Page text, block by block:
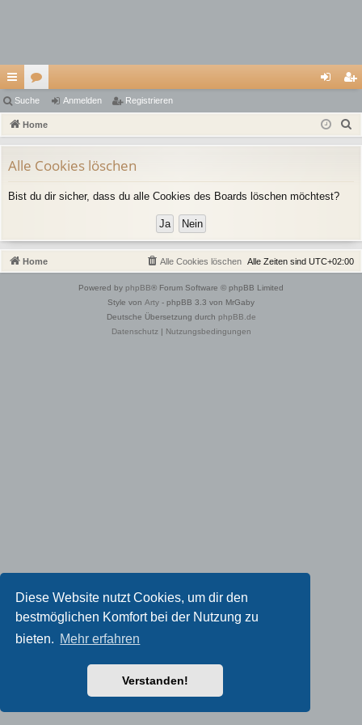
Diese Website nutzt Cookies, um dir den
bestmöglichen Komfort bei der Nutzung zu
bieten. Mehr erfahren
Verstanden!
ch
ne
ug
riff
or
en m
n
ist
Suche Anmelden Registrieren
Home
Alle Cookies löschen
Bist du dir sicher, dass du alle Cookies des Boards löschen möchtest?
Home Alle Zeiten sind UTC+02:00
Alle Cookies löschen
Powered by phpBB® Forum Software © phpBB Limited
Style von Arty - phpBB 3.3 von MrGaby
Deutsche Übersetzung durch phpBB.de
Datenschutz| Nutzungsbedingungen